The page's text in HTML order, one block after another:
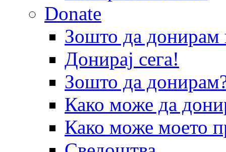
Donate
Зошто да
Донирај сега!
Зошто да
Како може да
Како може моето